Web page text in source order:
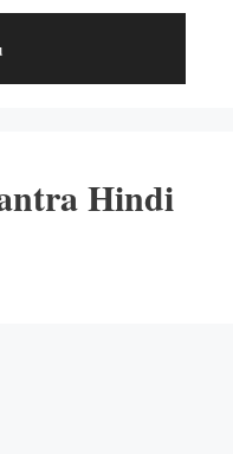
Hindi